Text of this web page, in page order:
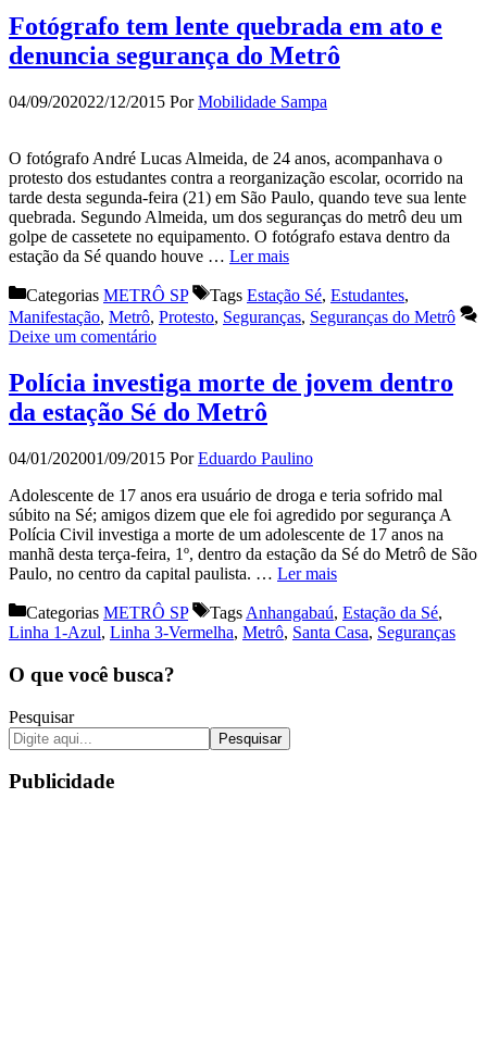
Fotógrafo tem lente quebrada em ato e
denuncia segurança do Metrô
04/09/202022/12/2015 PorMobilidade Sampa
O fotógrafo André Lucas Almeida, de 24 anos, acompanhava o
protesto dos estudantes contra a reorganização escolar, ocorrido na
tarde desta segunda-feira (21) em São Paulo, quando teve sua lente
quebrada. Segundo Almeida, um dos seguranças do metrô deu um
golpe de cassetete no equipamento. O fotógrafo estava dentro da
estação da Sé quando houve … Ler mais
Categorias METRÔ SP Tags Estação Sé, Estudantes,
Manifestação, Metrô, Protesto, Seguranças, Seguranças do Metrô
Deixe um comentário
Polícia investiga morte de jovem dentro
da estação Sé do Metrô
04/01/202001/09/2015 PorEduardo Paulino
Adolescente de 17 anos era usuário de droga e teria sofrido mal
súbito na Sé; amigos dizem que ele foi agredido por segurança A
Polícia Civil investiga a morte de um adolescente de 17 anos na
manhã desta terça-feira, 1º, dentro da estação da Sé do Metrô de São
Paulo, no centro da capital paulista. … Ler mais
Categorias METRÔ SP Tags Anhangabaú, Estação da Sé,
Linha 1-Azul, Linha 3-Vermelha, Metrô, Santa Casa, Seguranças
O que você busca?
Pesquisar
Pesquisar
Publicidade